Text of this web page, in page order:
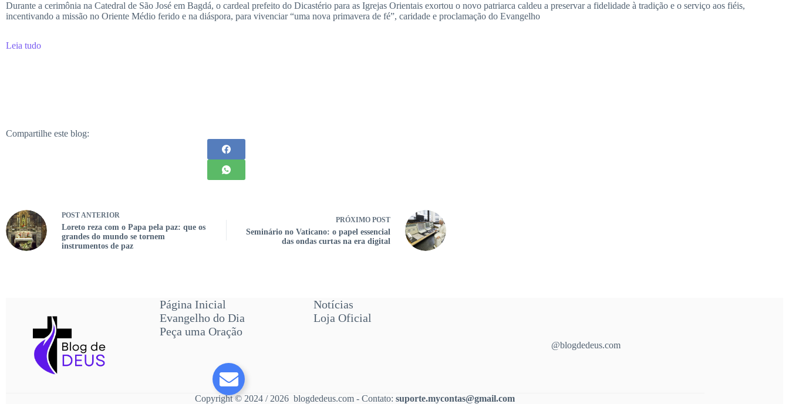
Durante a cerimônia na Catedral de São José em Bagdá, o cardeal prefeito do Dicastério para as Igrejas Orientais exortou o novo patriarca caldeu a preservar a fidelidade à tradição e o serviço aos fiéis,
incentivando a missão no Oriente Médio ferido e na diáspora, para vivenciar “uma nova primavera de fé”, caridade e proclamação do Evangelho
Leia tudo
Compartilhe este blog:
POSTANTERIOR
Loreto reza com o Papa pela paz: que os
grandes do mundo se tornem
instrumentos de paz
PRÓXIMO POST
Seminário no Vaticano: o papel essencial
das ondas curtas na era digital
Página Inicial
Evangelho do Dia
Peça uma Oração
Notícias
Loja Oficial
@blogdedeus.com
Copyright © 2024 / 2026 blogdedeus.com - Contato:suporte.mycontas@gmail.com